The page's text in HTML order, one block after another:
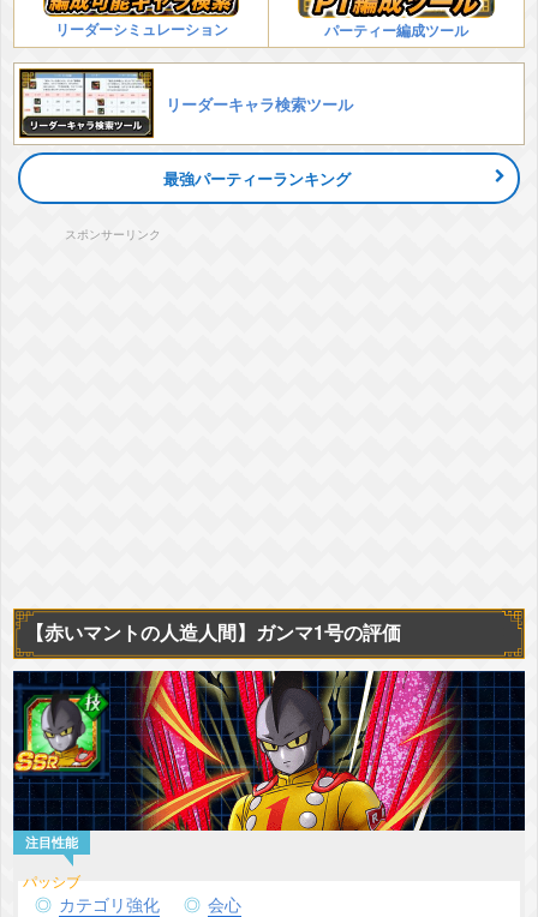
リーダーシミュレーション パーティー編成ツール
リーダーキャラ検索ツール
最強パーティーランキング
スポンサーリンク
【赤いマントの人造人間】ガンマ1号の評価
カテゴリ強化 会心